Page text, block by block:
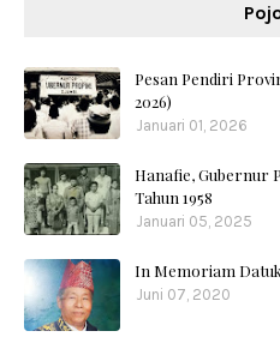
Pesan Pendiri
2026)
Januari 01, 2026
Hanafie, Gubernur
Tahun 1958
Januari 05, 2025
In Memoriam
Juni 07, 2020